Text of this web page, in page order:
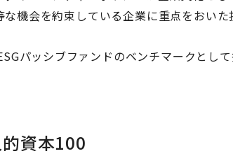
機会を約束している企業に重点をおい
パッシブファンドのベンチマークとして
資本100